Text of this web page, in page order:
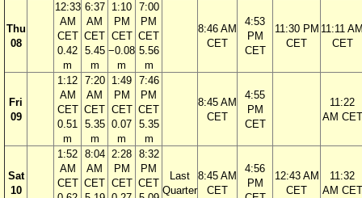
Thu
08
12:33
AM
CET
0.42
m
6:37
AM
CET
5.45
m
1:10
PM
CET
−0.08
m
7:00
PM
CET
5.56
m
8:46 AM
CET
4:53
PM
CET
11:30 PM
CET
11:11
CET
Fri
09
1:12
AM
CET
0.51
m
7:20
AM
CET
5.35
m
1:49
PM
CET
0.07
m
7:46
PM
CET
5.35
m
8:45 AM
CET
4:55
PM
CET
11:22
AM CET
Sat
10
1:52
AM
CET
8:04
AM
CET
2:28
PM
CET
8:32
PM
CET
Last
Quarter
8:45 AM
CET
4:56
PM
12:43 AM
CET
11:32
AM CET